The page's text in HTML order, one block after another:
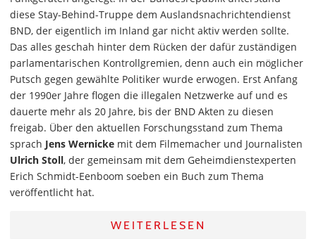
diese Stay-Behind-Truppe dem Auslandsnachrichtendienst
BND, der eigentlich im Inland gar nicht aktiv werden sollte.
Das alles geschah hinter dem Rücken der dafür zuständigen
parlamentarischen Kontrollgremien, denn auch ein möglicher
Putsch gegen gewählte Politiker wurde erwogen. Erst Anfang
der 1990er Jahre flogen die illegalen Netzwerke auf und es
dauerte mehr als 20 Jahre, bis der BND Akten zu diesen
freigab. Über den aktuellen Forschungsstand zum Thema
sprach Jens Wernicke mit dem Filmemacher und Journalisten
Ulrich Stoll, der gemeinsam mit dem Geheimdienstexperten
Erich Schmidt-Eenboom soeben ein Buch zum Thema
veröffentlicht hat.
WEITERLESEN